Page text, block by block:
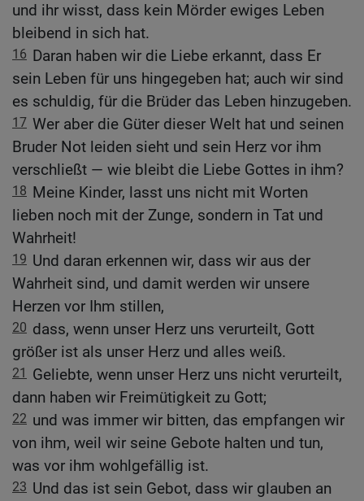
und ihr wisst, dass kein Mörder ewiges Leben
bleibend in sich hat.
16 Daran haben wir die Liebe erkannt, dass Er
sein Leben für uns hingegeben hat; auch wir sind
es schuldig, für die Brüder das Leben hinzugeben.
17 Wer aber die Güter dieser Welt hat und seinen
Bruder Not leiden sieht und sein Herz vor ihm
verschließt — wie bleibt die Liebe Gottes in ihm?
18 Meine Kinder, lasst uns nicht mit Worten
lieben noch mit der Zunge, sondern in Tat und
Wahrheit!
19 Und daran erkennen wir, dass wir aus der
Wahrheit sind, und damit werden wir unsere
Herzen vor Ihm stillen,
20 dass, wenn unser Herz uns verurteilt, Gott
größer ist als unser Herz und alles weiß.
21
Geliebte, wenn unser Herz uns nicht verurteilt,
dann haben wir Freimütigkeit zu Gott;
22 und was immer wir bitten, das empfangen wir
von ihm, weil wir seine Gebote halten und tun,
was vor ihm wohlgefällig ist.
23 Und das ist sein Gebot, dass wir glauben an